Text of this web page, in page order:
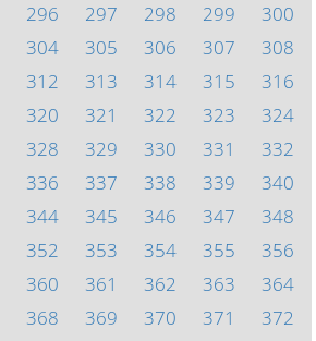
296 297 298 299
300
304 305 306 307
308
312 313 314 315
316
320 321 322 323
324
328 329 330 331
332
336 337 338 339
340
344 345 346 347
348
352 353 354 355
356
360 361 362 363
364
368 369 370 371
372